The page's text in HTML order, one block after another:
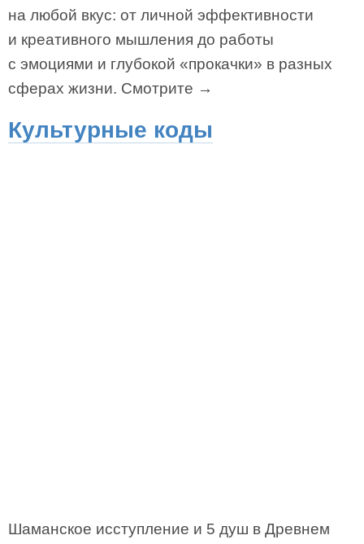
на любой вкус: от личной эффективности
и креативного мышления до работы
с эмоциями и глубокой «прокачки» в разных
сферах жизни. Смотрите →
Культурные коды
Шаманское исступление и 5 душ в Древнем